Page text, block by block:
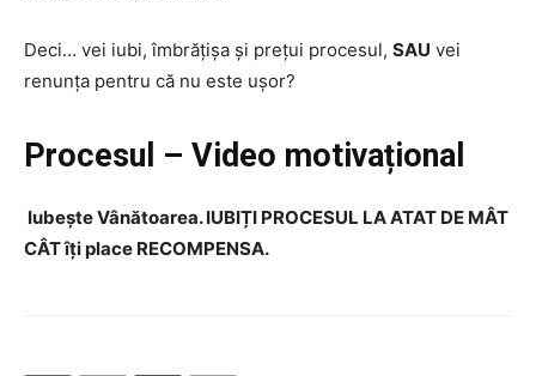
Deci… vei iubi, îmbrățișa și prețui procesul, SAU vei
renunța pentru că nu este ușor?
Procesul – Video motivațional
Iubește Vânătoarea. IUBIȚI PROCESUL LA ATAT DE MÂT
CÂT îți place RECOMPENSA.